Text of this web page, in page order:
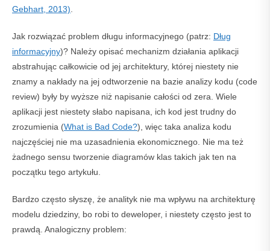
Gebhart, 2013).
Jak rozwiązać problem długu informacyjnego (patrz: Dług
informacyjny)? Należy opisać mechanizm działania aplikacji
abstrahując całkowicie od jej architektury, której niestety nie
znamy a nakłady na jej odtworzenie na bazie analizy kodu (code
review) były by wyższe niż napisanie całości od zera. Wiele
aplikacji jest niestety słabo napisana, ich kod jest trudny do
zrozumienia (What is Bad Code?), więc taka analiza kodu
najczęściej nie ma uzasadnienia ekonomicznego. Nie ma też
żadnego sensu tworzenie diagramów klas takich jak ten na
początku tego artykułu.
Bardzo często słyszę, że analityk nie ma wpływu na architekturę
modelu dziedziny, bo robi to deweloper, i niestety często jest to
prawdą. Analogiczny problem: